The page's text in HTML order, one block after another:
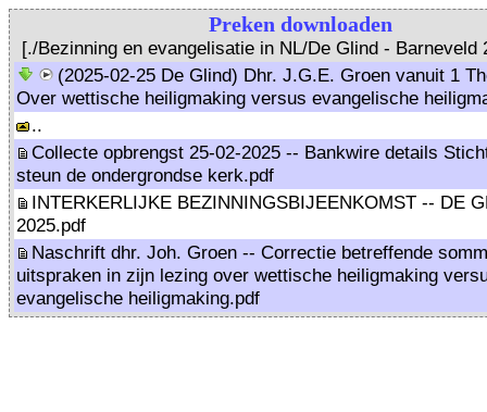
Preken downloaden
[./Bezinning en evangelisatie in NL/De Glind - Barneveld
(2025-02-25 De Glind) Dhr. J.G.E. Groen vanuit 1
Over wettische heiligmaking versus evangelische
..
Collecte opbrengst 25-02-2025 -- Bankwire details
steun de ondergrondse kerk.pdf
INTERKERLIJKE BEZINNINGSBIJEENKOMST -- DE
2025.pdf
Naschrift dhr. Joh. Groen -- Correctie betreffende
uitspraken in zijn lezing over wettische heiligmaking
evangelische heiligmaking.pdf